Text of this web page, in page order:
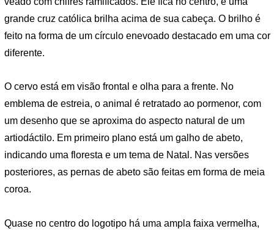
grande cruz católica brilha acima de sua cabeça. O brilho é
feito na forma de um círculo enevoado destacado em uma cor
diferente.
O cervo está em visão frontal e olha para a frente. No
emblema de estreia, o animal é retratado ao pormenor, com
um desenho que se aproxima do aspecto natural de um
artiodáctilo. Em primeiro plano está um galho de abeto,
indicando uma floresta e um tema de Natal. Nas versões
posteriores, as pernas de abeto são feitas em forma de meia
coroa.
Quase no centro do logotipo há uma ampla faixa vermelha,